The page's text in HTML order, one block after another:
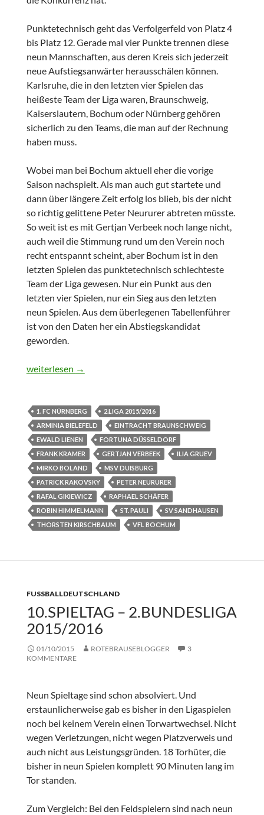
Punktetechnisch geht das Verfolgerfeld von Platz 4
bis Platz 12. Gerade mal vier Punkte trennen diese
neun Mannschaften, aus deren Kreis sich jederzeit
neue Aufstiegsanwärter herausschälen können.
Karlsruhe, die in den letzten vier Spielen das
heißeste Team der Liga waren, Braunschweig,
Kaiserslautern, Bochum oder Nürnberg gehören
sicherlich zu den Teams, die man auf der Rechnung
haben muss.
Wobei man bei Bochum aktuell eher die vorige
Saison nachspielt. Als man auch gut startete und
dann über längere Zeit erfolg los blieb, bis der nicht
so richtig gelittene Peter Neururer abtreten müsste.
So weit ist es mit Gertjan Verbeek noch lange nicht,
auch weil die Stimmung rund um den Verein noch
recht entspannt scheint, aber Bochum ist in den
letzten Spielen das punktetechnisch schlechteste
Team der Liga gewesen. Nur ein Punkt aus den
letzten vier Spielen, nur ein Sieg aus den letzten
neun Spielen. Aus dem überlegenen Tabellenführer
ist von den Daten her ein Abstiegskandidat
geworden.
Was von Spieltag 14 bleibt
weiterlesen →
1. FC NÜRNBERG
2.LIGA 2015/2016
ARMINIA BIELEFELD
EINTRACHT BRAUNSCHWEIG
EWALD LIENEN
FORTUNA DÜSSELDORF
FRANK KRAMER
GERTJAN VERBEEK
ILIA GRUEV
MIRKO BOLAND
MSV DUISBURG
PATRICK RAKOVSKY
PETER NEURURER
RAFAL GIKIEWICZ
RAPHAEL SCHÄFER
ROBIN HIMMELMANN
ST. PAULI
SV SANDHAUSEN
THORSTEN KIRSCHBAUM
VFL BOCHUM
FUSSBALLDEUTSCHLAND
10.SPIELTAG – 2.BUNDESLIGA
2015/2016
01/10/2015 ROTEBRAUSEBLOGGER
3
KOMMENTARE
Neun Spieltage sind schon absolviert. Und
erstaunlicherweise gab es bisher in den Ligaspielen
noch bei keinem Verein einen Torwartwechsel. Nicht
wegen Verletzungen, nicht wegen Platzverweis und
auch nicht aus Leistungsgründen. 18 Torhüter, die
bisher in neun Spielen komplett 90 Minuten lang im
Tor standen.
Zum Vergleich: Bei den Feldspielern sind nach neun